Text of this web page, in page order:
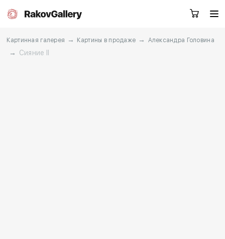
Картинная галерея → Картины в продаже → Александра Головина
→ Сияние II